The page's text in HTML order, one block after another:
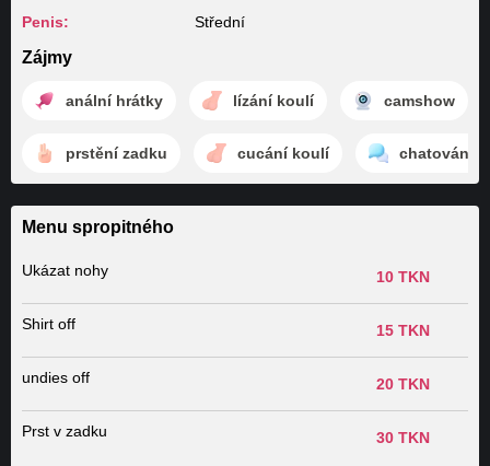
Penis: Střední
Zájmy
anální hrátky lízání koulí camshow
prstění zadku cucání koulí chatování
Menu spropitného
Ukázat nohy 10 TKN
Shirt off 15 TKN
undies off 20 TKN
Prst v zadku 30 TKN